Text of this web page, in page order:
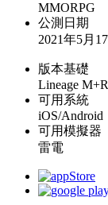
MMORPG
公測日期
2021年5月
版本基礎
Lineage M+R
可用系統
iOS/Android
可用模擬器
雷電